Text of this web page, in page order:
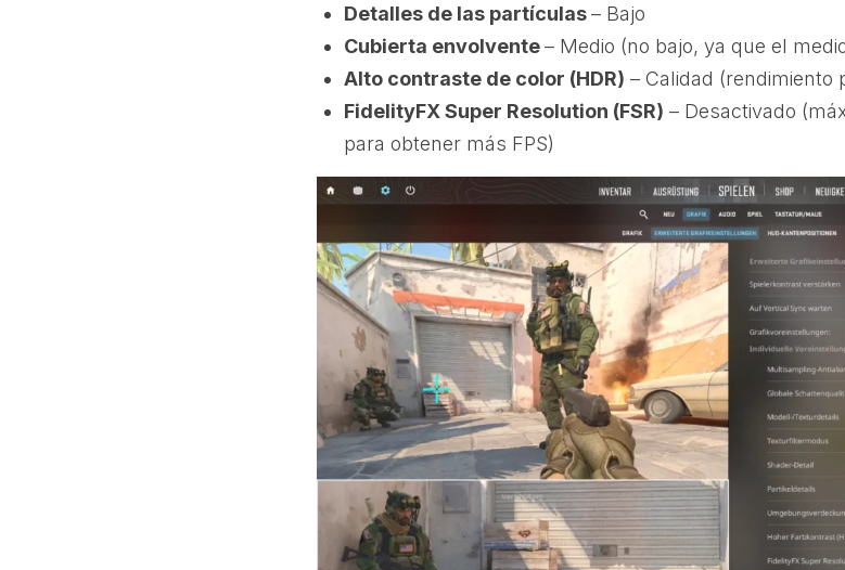
Detalles de las partículas– Bajo
Cubierta envolvente– Medio (no bajo, ya que el
Alto contraste de color (HDR) – Calidad (rendimiento
FidelityFX Super Resolution (FSR) – Desactivado
para obtener más FPS)